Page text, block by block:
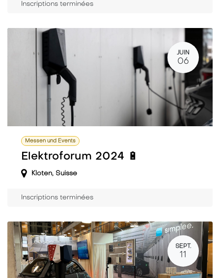
Inscriptions terminées
JUIN
06
Messen und Events
Elektroforum 2024 🔋
Kloten, Suisse
Inscriptions terminées
SEPT.
11